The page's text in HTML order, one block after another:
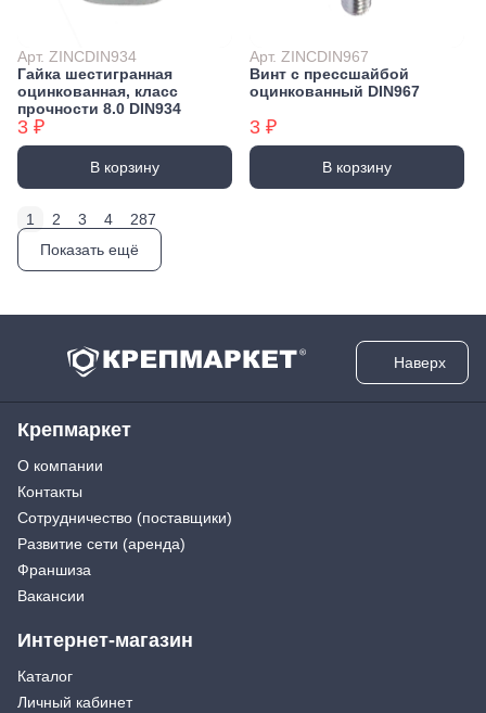
Арт. ZINCDIN934
Гайка шестигранная
оцинкованная, класс
прочности 8.0 DIN934
3 ₽
В корзину
Арт. ZINCDIN967
Винт с прессшайбой
оцинкованный DIN967
3 ₽
В корзину
1 2 3 4
287
Показать ещё
Наверх
Крепмаркет
О компании
Контакты
Сотрудничество (поставщики)
Развитие сети (аренда)
Франшиза
Вакансии
Интернет-магазин
Каталог
Личный кабинет